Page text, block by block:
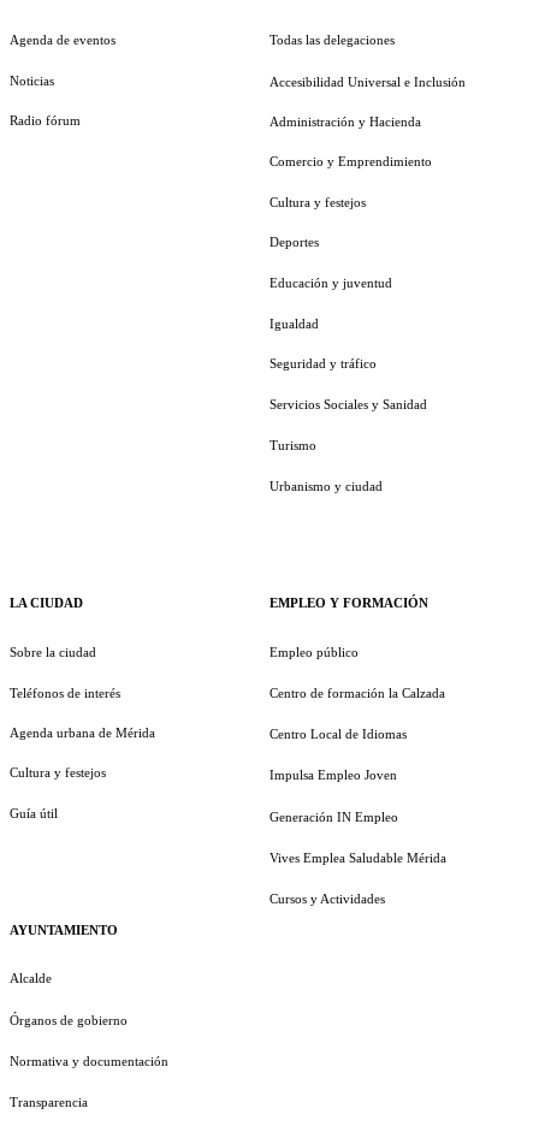
Agenda de eventos
Noticias
Radio fórum
LA CIUDAD
Sobre la ciudad
Teléfonos de interés
Agenda urbana de Mérida
Cultura y festejos
Guía útil
AYUNTAMIENTO
Alcalde
Órganos de gobierno
Normativa y documentación
Transparencia
Todas las delegaciones
Accesibilidad Universal e Inclusión
Administración y Hacienda
Comercio y Emprendimiento
Cultura y festejos
Deportes
Educación y juventud
Igualdad
Seguridad y tráfico
Servicios Sociales y Sanidad
Turismo
Urbanismo y ciudad
EMPLEO Y FORMACIÓN
Empleo público
Centro de formación la Calzada
Centro Local de Idiomas
Impulsa Empleo Joven
Generación IN Empleo
Vives Emplea Saludable Mérida
Cursos y Actividades